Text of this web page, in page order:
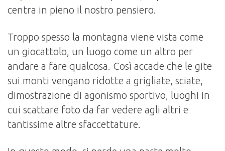
centra in pieno il nostro pensiero.
Troppo spesso la montagna viene vista come
un giocattolo, un luogo come un altro per
andare a fare qualcosa. Così accade che le gite
sui monti vengano ridotte a grigliate, sciate,
dimostrazione di agonismo sportivo, luoghi in
cui scattare foto da far vedere agli altri e
tantissime altre sfaccettature.